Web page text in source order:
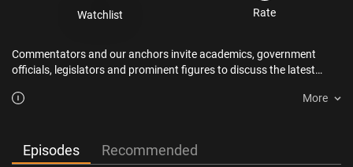
Watchlist Rate
Commentators and our anchors invite academics, government
officials, legislators and prominent figures to discuss the latest
More
Episodes Recommended